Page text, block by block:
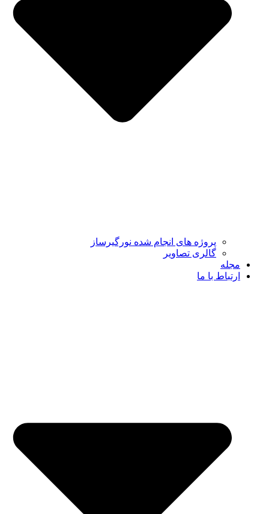
پروژه های انجام شده نورگیرساز
گالری تصاویر
مجله
ارتباط با ما